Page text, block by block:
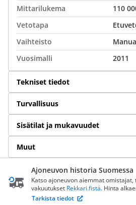
Mittarilukema
110
Vetotapa
Vaihteisto
Vuosimalli
2011
Tekniset tiedot
Turvallisuus
Sisätilat ja mukavuudet
Muut
Ajoneuvon historia Suomessa
Katso ajoneuvon aiemmat omistajat,
vakuutukset Rekkari.fistä. Hinta
Tarkista tiedot